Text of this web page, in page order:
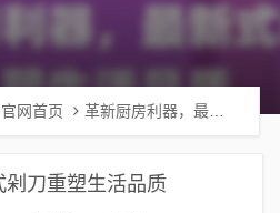
官网首页 革新厨房利器，最新式剁刀重塑生活品质
刀重塑生活品质